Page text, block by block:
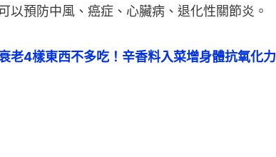
以預防中風、癌症、心臟病、退化性關節炎。
老4樣東西不多吃！辛香料入菜增身體抗氧化力